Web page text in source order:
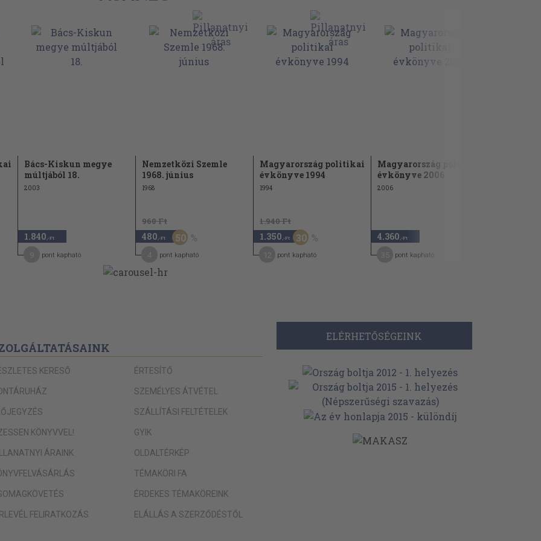
és hazai
évében
463
12.31
Bács-Kiskun megye
múltjából 18.
2003
1.840 ,-Ft
pont kapható
Nemzetközi Szemle
1968. június
1968
960 Ft
480 ,-Ft 50
pont kapható
Magyarország politikai
évkönyve 1994
1994
1.940 Ft
1.350 ,-Ft 30
pont kapható
Magyarország politikai
évkönyve 2006
2006
4.360 ,-Ft
pont kapható
KERESŐ
KÖNYVVEL!
ÁRAINK
FELIRATKOZÁS
ÉRTESÍTŐ
SZEMÉLYES ÁTVÉTEL
SZÁLLÍTÁSI FELTÉTELEK
GYIK
OLDALTÉRKÉP
TÉMAKÖRI FA
ÉRDEKES TÉMAKÖREINK
ELÁLLÁS A SZERZŐDÉSTŐL
ELÉRHETŐSÉGEINK